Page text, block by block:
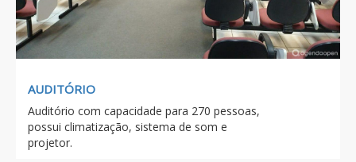
AUDITÓRIO
Auditório com capacidade para 270 pessoas,
possui climatização, sistema de som e
projetor.